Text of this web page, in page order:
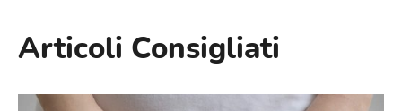
Articoli Consigliati